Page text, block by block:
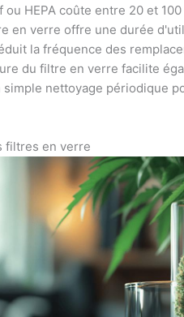
HEPA coûte entre 20 et
en verre offre une durée
la fréquence des
du filtre en verre facilite
nettoyage périodique
filtres en verre